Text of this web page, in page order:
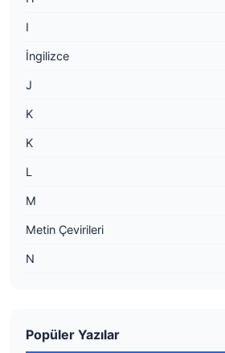
I
İngilizce
J
K
K
L
M
Metin Çevirileri
N
Popüler Yazılar